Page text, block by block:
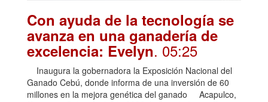
Con ayuda de la tecnología se
avanza en una ganadería de
excelencia: Evelyn. 05:25
Inaugura la gobernadora la Exposición Nacional del
Ganado Cebú, donde informa de una inversión de 60
millones en la mejora genética del ganado Acapulco,